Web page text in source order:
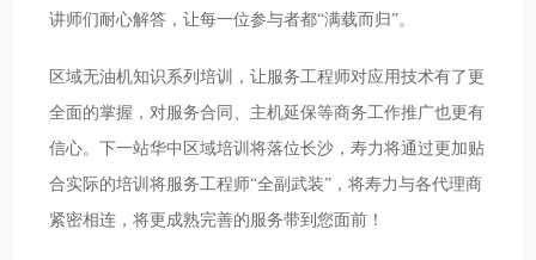
讲师们耐心解答，让每一位参与者都“满载而归”。
区域无油机知识系列培训，让服务工程师对应用技术有了更
全面的掌握，对服务合同、主机延保等商务工作推广也更有
信心。下一站华中区域培训将落位长沙，寿力将通过更加贴
合实际的培训将服务工程师“全副武装”，将寿力与各代理商
紧密相连，将更成熟完善的服务带到您面前！